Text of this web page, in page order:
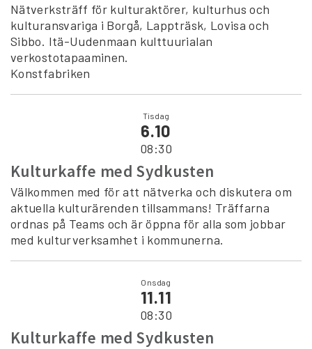
Nätverksträff för kulturaktörer, kulturhus och
kulturansvariga i Borgå, Lappträsk, Lovisa och
Sibbo. Itä-Uudenmaan kulttuurialan
verkostotapaaminen.
Konstfabriken
Tisdag
6.10
08:30
Kulturkaffe med Sydkusten
Välkommen med för att nätverka och diskutera om
aktuella kulturärenden tillsammans! Träffarna
ordnas på Teams och är öppna för alla som jobbar
med kulturverksamhet i kommunerna.
Onsdag
11.11
08:30
Kulturkaffe med Sydkusten